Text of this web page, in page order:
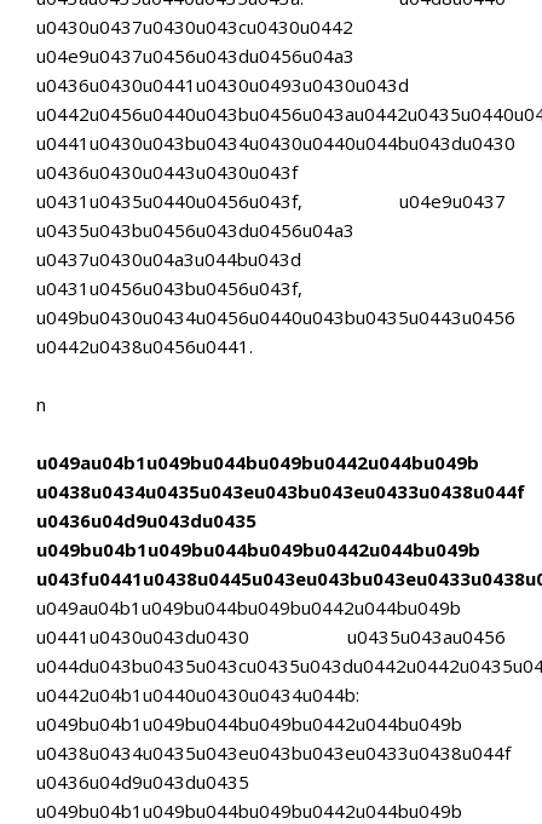
u0430u0437u0430u043cu0430u0442
u04e9u0437u0456u043du0456u04a3
u0436u0430u0441u0430u0493u0430u043d
u0441u0430u043bu0434u0430u0440u044bu043du0430
u0436u0430u0443u0430u043f
u0431u0435u0440u0456u043f, u04e9u0437
u0435u043bu0456u043du0456u04a3
u0437u0430u04a3u044bu043d
u0431u0456u043bu0456u043f,
u049bu0430u0434u0456u0440u043bu0435u0443u0456
u0442u0438u0456u0441.
n
u049au04b1u049bu044bu049bu0442u044bu049b
u0438u0434u0435u043eu043bu043eu0433u0438u044f
u0436u04d9u043du0435
u049bu04b1u049bu044bu049bu0442u044bu049b
u049au04b1u049bu044bu049bu0442u044bu049b
u0441u0430u043du0430 u0435u043au0456
u0442u04b1u0440u0430u0434u044b:
u049bu04b1u049bu044bu049bu0442u044bu049b
u0438u0434u0435u043eu043bu043eu0433u0438u044f
u0436u04d9u043du0435
u049bu04b1u049bu044bu049bu0442u044bu049b